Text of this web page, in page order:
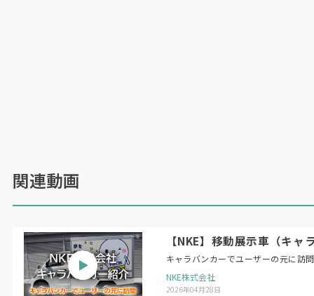
関連動画
【NKE】移動展示車（キ
キャラバンカーでユーザーの元に訪問
NKE株式会社
2026年04月28日